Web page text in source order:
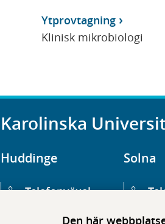
Den här
Ytprovtagning
Klinisk mikrobiologi
Karolinska
Huddinge
Telefonväxel
Solna